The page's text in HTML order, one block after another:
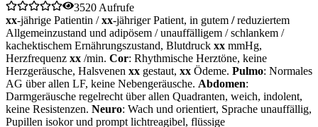
3520 Aufrufe
xx-jährige Patientin /xx-jähriger Patient, in gutem /reduziertem
Allgemeinzustand und adipösem / unauffälligem / schlankem /
kachektischem Ernährungszustand, Blutdruck xx mmHg,
Herzfrequenz xx /min. Cor: Rhythmische Herztöne, keine
Herzgeräusche, Halsvenen xx gestaut, xx Ödeme. Pulmo: Normales
AG über allen LF, keine Nebengeräusche. Abdomen:
Darmgeräusche regelrecht über allen Quadranten, weich, indolent,
keine Resistenzen. Neuro: Wach und orientiert, Sprache unauffällig,
Pupillen isokor und prompt lichtreagibel, flüssige